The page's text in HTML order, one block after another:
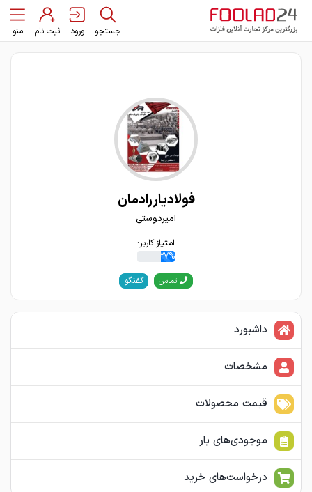
جستجو ورود ثبت نام منو
فولادیاررادمان
امیردوستی
امتیاز کاربر:
37%
تماس گفتگو
داشبورد
مشخصات
قیمت محصولات
موجودی‌های بار
درخواست‌های خرید